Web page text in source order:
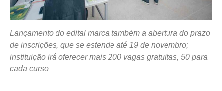
Lançamento do edital marca também a abertura do prazo
de inscrições, que se estende até 19 de novembro;
instituição irá oferecer mais 200 vagas gratuitas, 50 para
cada curso